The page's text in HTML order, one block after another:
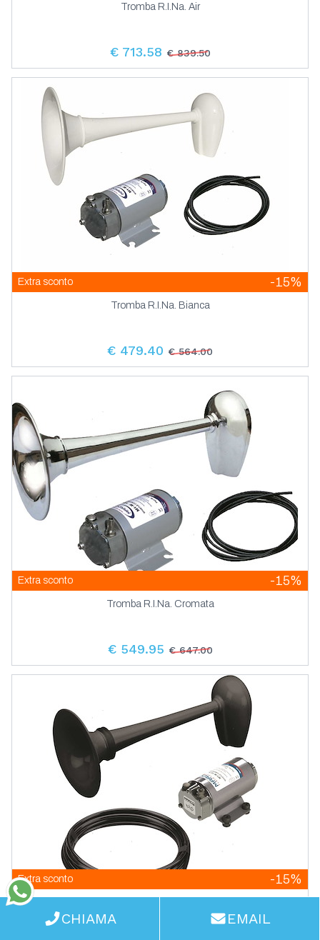
Tromba R.I.Na. Air
€ 713.58 € 839.50
Extra sconto -15%
Tromba R.I.Na. Bianca
€ 479.40 € 564.00
Extra sconto -15%
Tromba R.I.Na. Cromata
€ 549.95 € 647.00
Extra sconto -15%
CHIAMA EMAIL
WhatsApp